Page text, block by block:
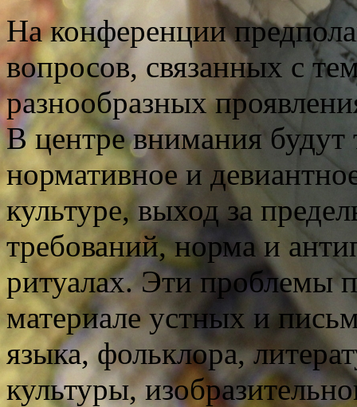
На конференции
вопросов, связанных с
разнообразных
В центре внимания будут
нормативное и
культуре, выход за
требований, норма и
ритуалах. Эти проблемы
материале устных и
языка, фольклора,
культуры,